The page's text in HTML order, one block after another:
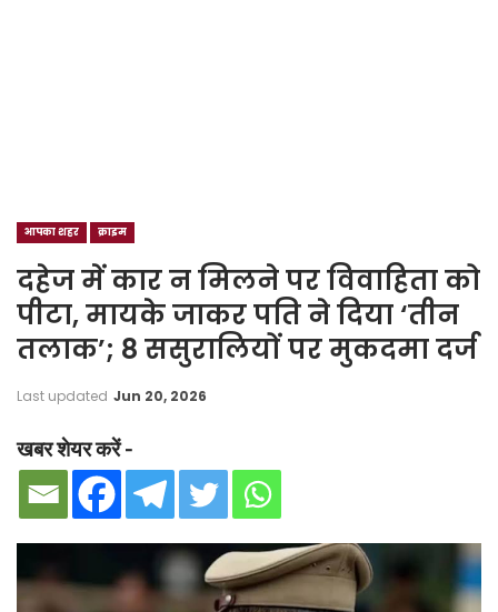
आपका शहर क्राइम
दहेज में कार न मिलने पर विवाहिता को
पीटा, मायके जाकर पति ने दिया ‘तीन
तलाक’; 8 ससुरालियों पर मुकदमा दर्ज
Last updated Jun 20, 2026
खबर शेयर करें -